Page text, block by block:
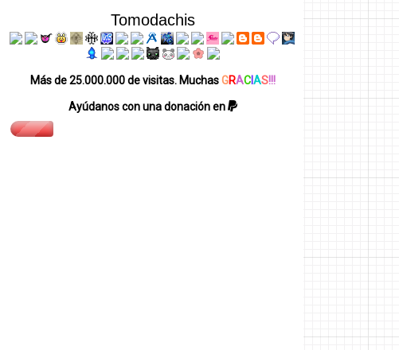
Tomodachis
Más de 25.000.000 de visitas. MuchasGRACAS!!!
Ayúdanos con una donación en